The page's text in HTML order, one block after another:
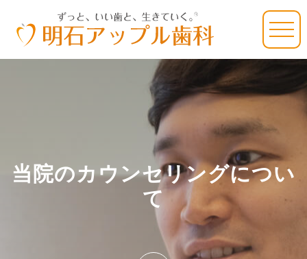
当院のカウンセリングについ
て